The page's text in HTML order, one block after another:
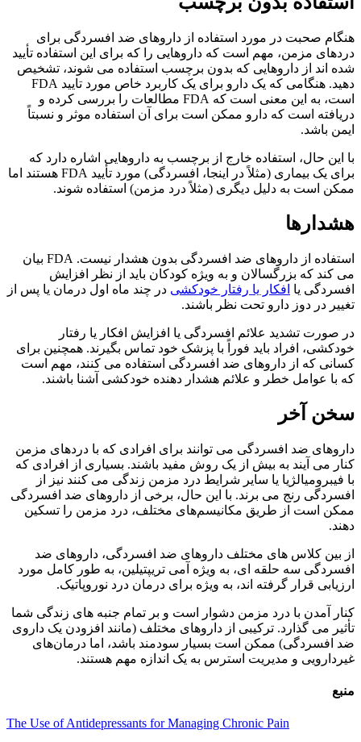
هنگام صحبت در مورد استفاده از داروهای ضد افسردگی برای
دردهای مزمن، مهم است که داروهایی را که برای این استفاده تأیید
شده اند از داروهایی که بدون برچسب استفاده می شوند، تشخیص
دهید. هنگامی که یک دارو برای یک کاربرد خاص مورد تایید FDA
است، به این معنی است که FDA مطالعات را بررسی کرده و
دریافته است که دارو ممکن است برای آن استفاده موثر و نسبتاً
ایمن باشد.
با این حال، استفاده خارج از برچسب به داروهایی اشاره دارد که
برای یک بیماری (مثلاً در اینجا، افسردگی) مورد تأیید FDA هستند اما
ممکن است به دلیل دیگری (مثلاً درد مزمن) استفاده شوند.
هشدارها
استفاده از داروهای ضد افسردگی بدون هشدار نیست. FDA بیان
می کند که بزرگسالان و به ویژه کودکان باید از نظر افزایش
افسردگی یا افکار یا رفتار خودکشی در چند ماه اول درمان یا پس از
تغییر در دوز دارو تحت نظر باشند.
در صورت تشدید علائم افسردگی یا افزایش افکار یا رفتار
خودکشی، افراد باید فوراً با پزشک خود تماس بگیرند. همچنین برای
کسانی که از داروهای ضد افسردگی استفاده می کنند، مهم است
که با عوامل خطر و علائم هشدار دهنده خودکشی آشنا باشند.
سخن آخر
داروهای ضد افسردگی می توانند برای افرادی که با دردهای مزمن
کنار می آیند به بیش از یک روش مفید باشند. بسیاری از افرادی که
با فیبرومیالژیا یا سایر شرایط درد مزمن زندگی می کنند نیز از
افسردگی رنج می برند. با این حال، برخی از داروهای ضد افسردگی
ممکن است از طریق مکانیسم‌های مختلف، درد مزمن را تسکین
دهند.
از بین کلاس های مختلف داروهای ضد افسردگی، داروهای ضد
افسردگی سه حلقه ای، به ویژه آمی تریپتیلین، به طور کامل مورد
ارزیابی قرار گرفته اند، به ویژه برای درمان درد نوروپاتیک.
کنار آمدن با درد مزمن دشوار است و بر تمام جنبه های زندگی شما
تأثیر می گذارد. ترکیبی از داروهای مختلف (مانند افزودن یک داروی
ضد افسردگی) ممکن است بسیار سودمند باشد، اما درمان‌های
غیردارویی و مدیریت استرس به یک اندازه مهم هستند.
منبع
The Use of Antidepressants for Managing Chronic Pain